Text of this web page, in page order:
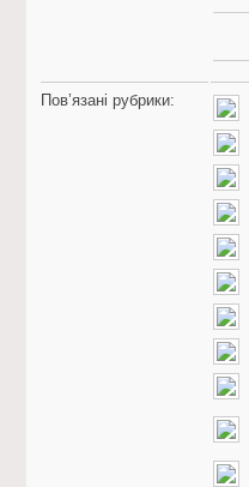
Пов’язані рубрики: